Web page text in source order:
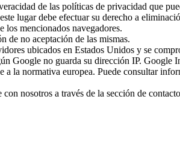
de las políticas de privacidad que
lugar debe efectuar su derecho a
los mencionados navegadores.
de no aceptación de las mismas.
ubicados en Estados Unidos y se
Google no guarda su dirección IP. Google
la normativa europea. Puede consultar
nosotros a través de la sección de